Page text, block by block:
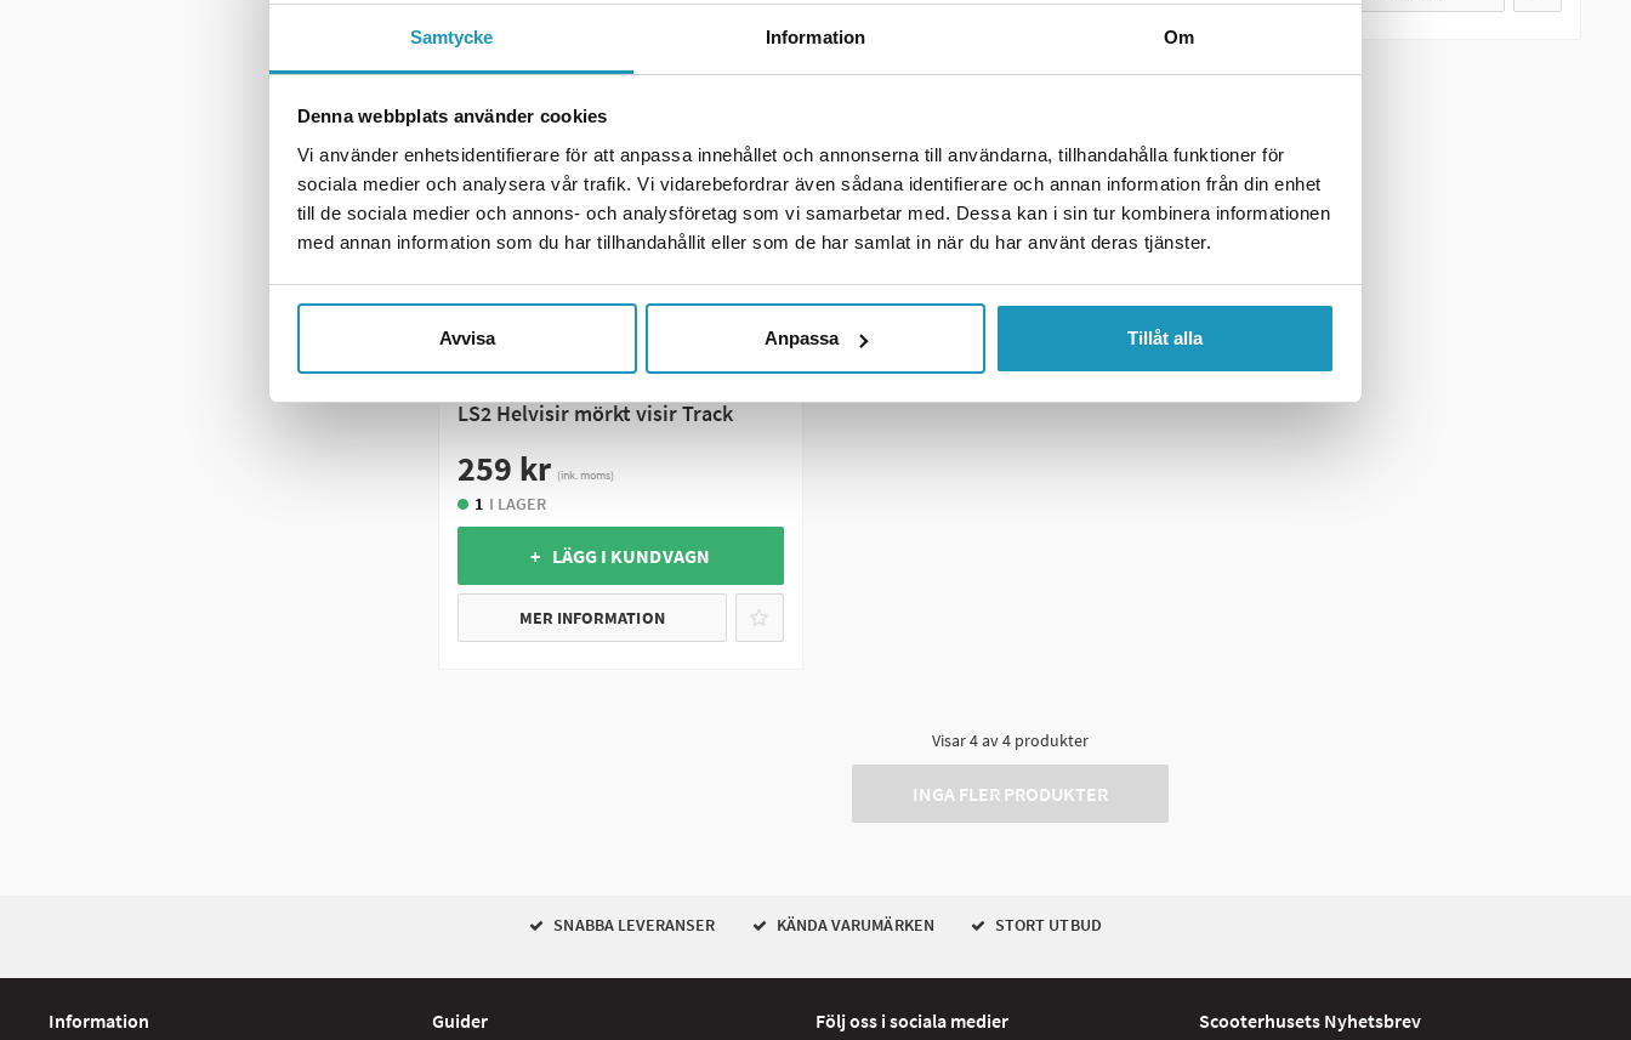
Samtycke Information Om
Denna webbplats använder cookies
Vi använder enhetsidentifierare för att anpassa innehållet och annonserna till användarna, tillhandahålla funktioner för
sociala medier och analysera vår trafik. Vi vidarebefordrar även sådana identifierare och annan information från din enhet
till de sociala medier och annons- och analysföretag som vi samarbetar med. Dessa kan i sin tur kombinera informationen
med annan information som du har tillhandahållit eller som de har samlat in när du har använt deras tjänster.
Avvisa Anpassa Tillåt alla
LS2 Helvisir mörkt visir Track
259 kr (ink. moms)
1 I LAGER
+ LÄGG I KUNDVAGN
MER INFORMATION
Visar4av4produkter
INGA FLER PRODUKTER
SNABBA LEVERANSER KÄNDA VARUMÄRKEN STORT UTBUD
Information Guider Följ oss i sociala medier Scooterhusets Nyhetsbrev